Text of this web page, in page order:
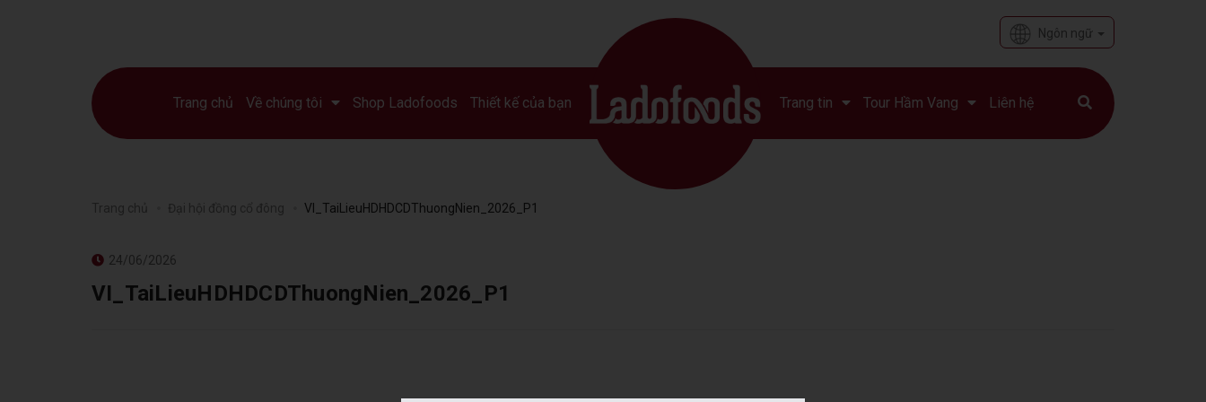
Ngôn ngữ
Trang chủ Về chúng tôi Shop Ladofoods Thiết kế của bạn Trang tin Tour Hầm Vang Liên hệ
Trang chủ Đại hội đồng cổ đông VI_TaiLieuHDHDCDThuongNien_2026_P1
24/06/2026
VI_TaiLieuHDHDCDThuongNien_2026_P1